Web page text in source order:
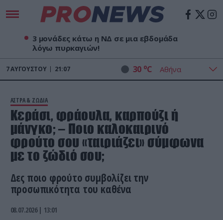
3 μονάδες κάτω η ΝΔ σε μια εβδομάδα
λόγω πυρκαγιών!
7ΑΥΓΟΎΣΤΟΥ 21:07 30 oC
ΑΣΤΡΑ & ΖΩΔΙΑ
Κεράσι, φράουλα, καρπούζι ή
μάνγκο; – Ποιο καλοκαιρινό
φρούτο σου «ταιριάζει» σύμφωνα
με το ζώδιό σου;
Δες ποιο φρούτο συμβολίζει την
προσωπικότητα του καθένα
08.07.2026 | 13:01